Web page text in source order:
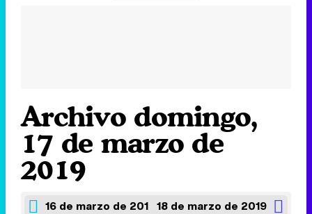
Archivo domingo,
17 de marzo de
2019
16 de marzo de 2019 18 de marzo de 2019